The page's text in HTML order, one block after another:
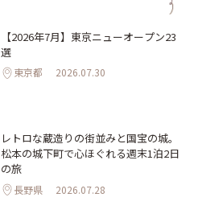
【2026年7月】東京ニューオープン23
選
東京都 2026.07.30
レトロな蔵造りの街並みと国宝の城。
松本の城下町で心ほぐれる週末1泊2日
の旅
長野県 2026.07.28